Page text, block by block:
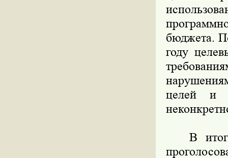
бюджета.
году
целей и
В итоге,